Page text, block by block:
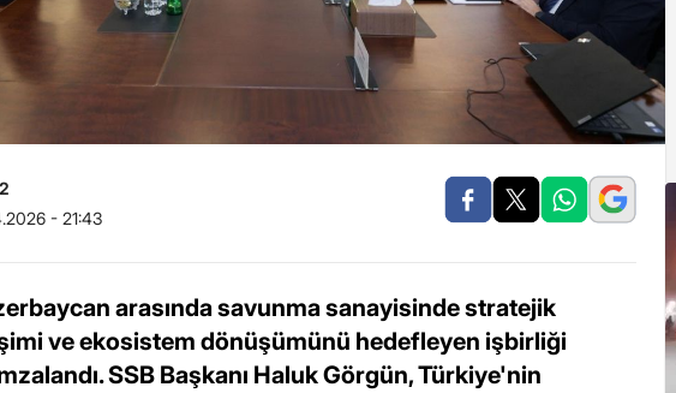
- 21:43
arasında savunma sanayisinde stratejik
ve ekosistem dönüşümünü hedefleyen işbirliği
SSB Başkanı Haluk Görgün, Türkiye'nin